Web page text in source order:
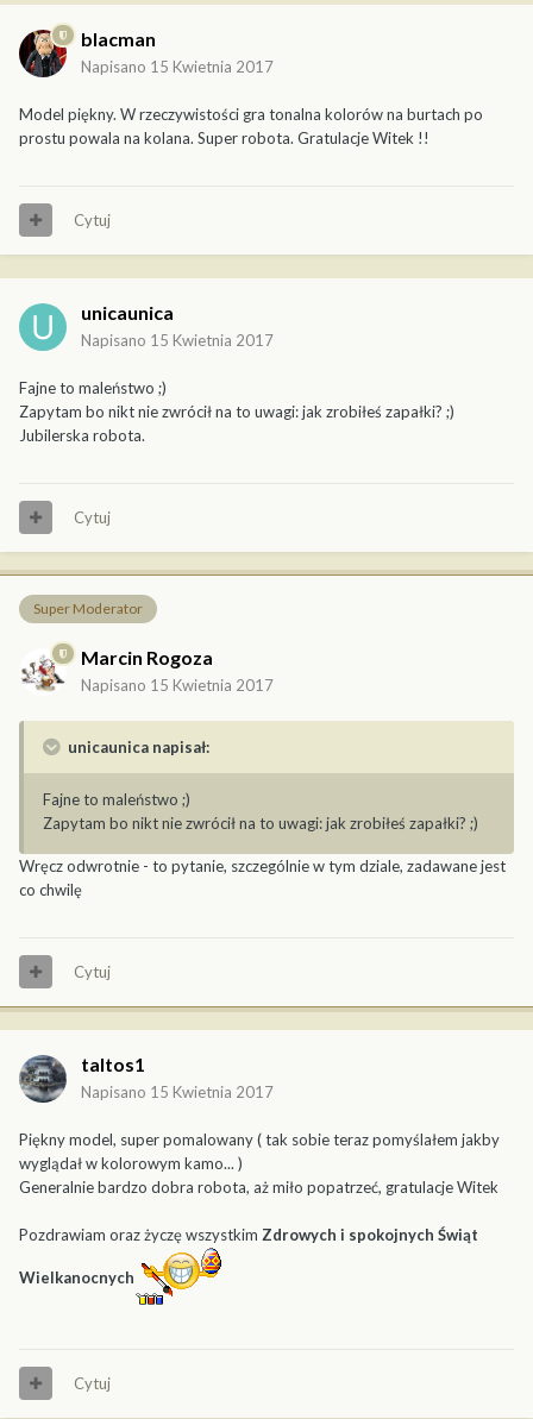
blacman
Napisano 15 Kwietnia 2017
Model piękny. W rzeczywistości gra tonalna kolorów na burtach po
prostu powala na kolana. Super robota. Gratulacje Witek !!
Cytuj
unicaunica
Napisano 15 Kwietnia 2017
Fajne to maleństwo ;)
Zapytam bo nikt nie zwrócił na to uwagi: jak zrobiłeś zapałki? ;)
Jubilerska robota.
Cytuj
Super Moderator
Marcin Rogoza
Napisano 15 Kwietnia 2017
unicaunica napisał:
Fajne to maleństwo ;)
Zapytam bo nikt nie zwrócił na to uwagi: jak zrobiłeś zapałki? ;)
Wręcz odwrotnie - to pytanie, szczególnie w tym dziale, zadawane jest
co chwilę
Cytuj
taltos1
Napisano 15 Kwietnia 2017
Piękny model, super pomalowany ( tak sobie teraz pomyślałem jakby
wyglądał w kolorowym kamo... )
Generalnie bardzo dobra robota, aż miło popatrzeć, gratulacje Witek
Pozdrawiam oraz życzę wszystkim Zdrowych i spokojnych Świąt
Wielkanocnych
Cytuj